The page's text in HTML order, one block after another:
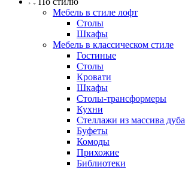
Мебель в стиле лофт
Столы
Шкафы
Мебель в классическом стиле
Гостиные
Столы
Кровати
Шкафы
Столы-трансформеры
Кухни
Стеллажи из массива дуба
Буфеты
Комоды
Прихожие
Библиотеки